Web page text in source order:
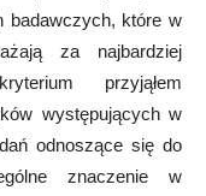
badawczych, które w
za najbardziej
przyjąłem
występujących w
odnoszące się do
znaczenie w